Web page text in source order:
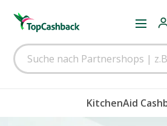
KitchenAid